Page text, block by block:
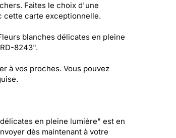
Faites le choix d'une
cette carte exceptionnelle.
blanches délicates en pleine
8243".
à vos proches. Vous pouvez
en pleine lumière" est en
dès maintenant à votre